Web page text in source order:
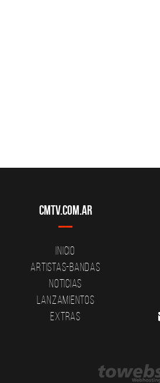
CMTV.com.ar
Inicio
Artistas-Bandas
Noticias
Lanzamientos
Extras